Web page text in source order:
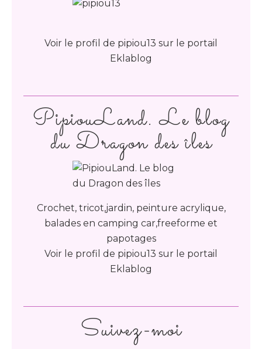
PipiouLand. Le blog
du Dragon des îles
Crochet, tricot,jardin, peinture acrylique,
balades en camping car,freeforme et
papotages
Voir le profil de pipiou13 sur le portail
Eklablog
Suivez-moi
Voir le profil de pipiou13 sur le portail
Eklablog